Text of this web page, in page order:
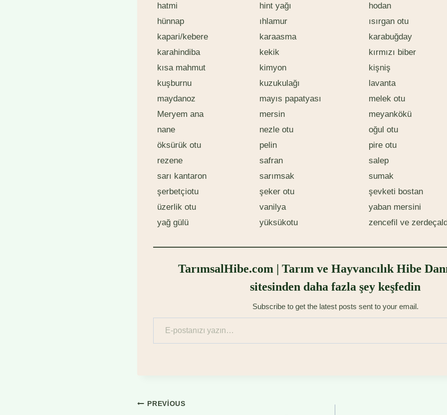
hatmi
hint yağı
hodan
hünnap
ıhlamur
ısırgan otu
kapari/kebere
karaasma
karabuğday
karahindiba
kekik
kırmızı biber
kısa mahmut
kimyon
kişniş
kuşburnu
kuzukulağı
lavanta
maydanoz
mayıs papatyası
melek otu
Meryem ana
mersin
meyankökü
nane
nezle otu
oğul otu
öksürük otu
pelin
pire otu
rezene
safran
salep
sarı kantaron
sarımsak
sumak
şerbetçiotu
şeker otu
şevketi bostan
üzerlik otu
vanilya
yaban mersini
yağ gülü
yüksükotu zencefil ve
TarımsalHibe.com | Tarım ve Hayvancılık Hibe
sitesinden daha fazla şey keşfedin
Subscribe to get the latest posts sent to your email.
E-postanızı yazın…
YazıPREVIOUS